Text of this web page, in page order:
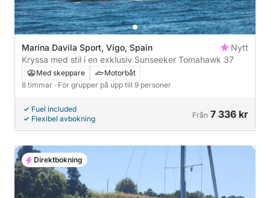
Marina Davila Sport, Vigo, Spain
Nytt
Kryssa med stil i en exklusiv Sunseeker Tomahawk 37
Med skeppare
Motorbåt
8 timmar · För grupper på upp till 9 personer
Fuel included
Flexibel avbokning
Från 7 336 kr
Direktbokning